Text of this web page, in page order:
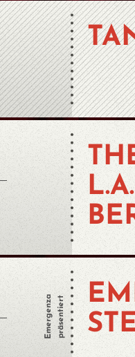
Emergenzapräsentiert